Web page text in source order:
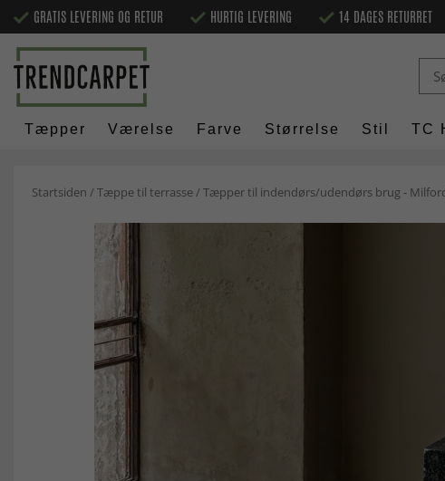
GRATIS LEVERING OG RETUR HURTIG LEVERING 14 DAGES RETURRET
Tæpper Værelse Farve Størrelse Stil TC
Startsiden /Tæppe til terrasse/Tæpper til indendørs/udendørs brug -